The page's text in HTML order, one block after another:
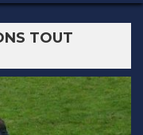
TOUT